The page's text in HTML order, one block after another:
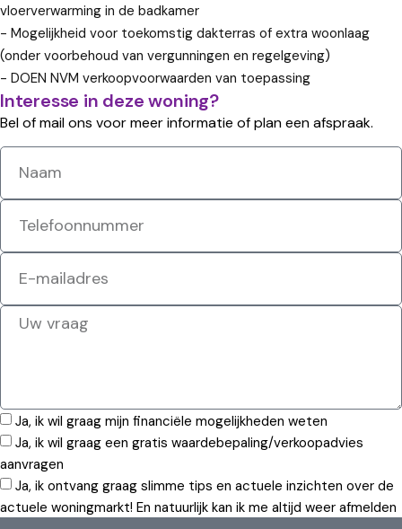
vloerverwarming in de badkamer
- Mogelijkheid voor toekomstig dakterras of extra woonlaag
(onder voorbehoud van vergunningen en regelgeving)
- DOEN NVM verkoopvoorwaarden van toepassing
Interesse in deze woning?
Bel of mail ons voor meer informatie of plan een afspraak.
Ja, ik wil graag mijn financiële mogelijkheden weten
Ja, ik wil graag een gratis waardebepaling/verkoopadvies
aanvragen
Ja, ik ontvang graag slimme tips en actuele inzichten over de
actuele woningmarkt! En natuurlijk kan ik me altijd weer afmelden